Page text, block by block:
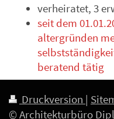
verheiratet, 3
seit dem
altergründen
beratend tätig
Druckversion |
© Architekturbüro